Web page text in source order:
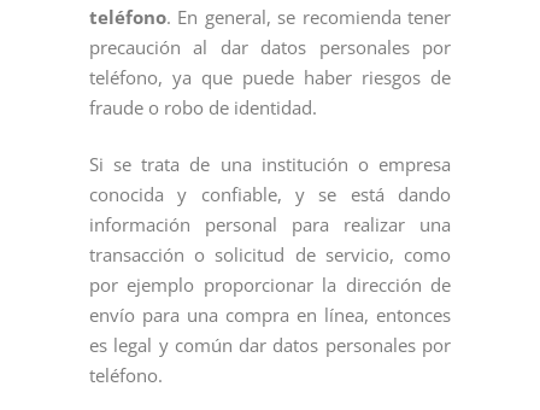
teléfono. En general, se recomienda tener
precaución al dar datos personales por
teléfono, ya que puede haber riesgos de
fraude o robo de identidad.
Si se trata de una institución o empresa
conocida y confiable, y se está dando
información personal para realizar una
transacción o solicitud de servicio, como
por ejemplo proporcionar la dirección de
envío para una compra en línea, entonces
es legal y común dar datos personales por
teléfono.